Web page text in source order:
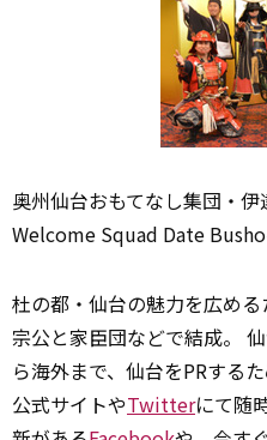
奥州仙台おもてなし集団・
Welcome Squad Date
杜の都・仙台の魅力を広め
宗公と家臣団などで結成。
ら海外まで、仙台をPRする
公式サイトやTwitterにて随